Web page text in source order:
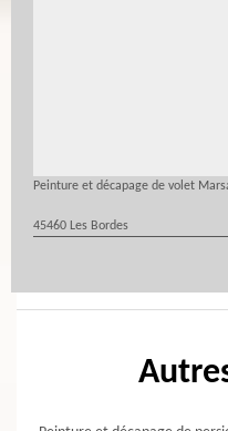
Peinture et décapage de volet
45460 Les Bordes